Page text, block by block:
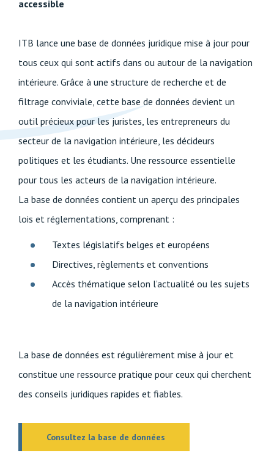
accessible
ITB lance une base de données juridique mise à jour pour
tous ceux qui sont actifs dans ou autour de la navigation
intérieure. Grâce à une structure de recherche et de
filtrage conviviale, cette base de données devient un
outil précieux pour les juristes, les entrepreneurs du
secteur de la navigation intérieure, les décideurs
politiques et les étudiants. Une ressource essentielle
pour tous les acteurs de la navigation intérieure.
La base de données contient un aperçu des principales
lois et réglementations, comprenant :
Textes législatifs belges et européens
Directives, règlements et conventions
Accès thématique selon l’actualité ou les sujets
de la navigation intérieure
La base de données est régulièrement mise à jour et
constitue une ressource pratique pour ceux qui cherchent
des conseils juridiques rapides et fiables.
Consultez la base de données